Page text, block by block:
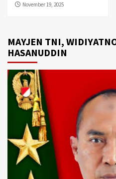
November 19, 2025
MAYJEN TNI,
HASANUDDIN